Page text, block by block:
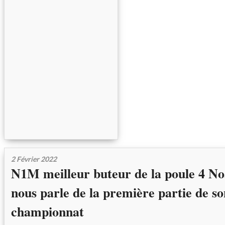
2 Février 2022
N1M meilleur buteur de la poule 4
nous parle de la première partie de
championnat